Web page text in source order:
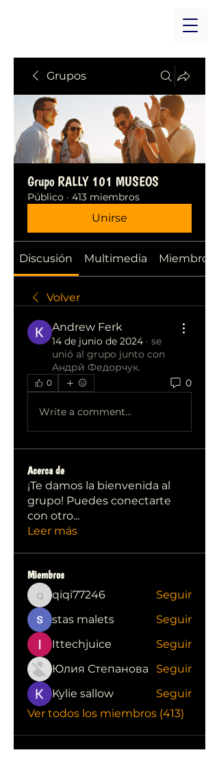
Grupos
Grupo RALLY 101 MUSEOS
Público · 413 miembros
Unirse
Discusión Multimedia Miembros
Volver
Andrew Ferk
14 de junio de 2024 · se
unió al grupo junto con
Андрй Федорчук.
0 0
Write a comment...
Acerca de
¡Te damos la bienvenida al
grupo! Puedes conectarte
con otro...
Leer más
Miembros
qiqi77246
qiqi77246
Seguir
stas malets
Seguir
Ittechjuice
Seguir
Юлия Степанова
Seguir
Kylie sallow
Seguir
Ver todos los miembros (413)